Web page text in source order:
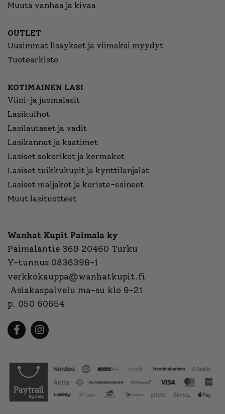
Muuta vanhaa ja kivaa
OUTLET
Uusimmat lisäykset ja viimeksi myydyt
Tuotearkisto
KOTIMAINEN LASI
Viini-ja juomalasit
Lasikulhot
Lasilautaset ja vadit
Lasikannut ja kaatimet
Lasiset sokerikot ja kermakot
Lasiset tuikkukupit ja kynttilänjalat
Lasiset maljakot ja koriste-esineet
Muut lasituotteet
Wanhat Kupit Paimala ky
Paimalantie 369 20460 Turku
Y-tunnus 0836398-1
verkkokauppa@wanhatkupit.fi
Asiakaspalvelu ma-su klo 9-21
p. 050 60654